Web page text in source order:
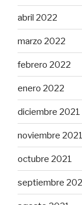
abril 2022
marzo 2022
febrero 2022
enero 2022
diciembre 2021
noviembre 2021
octubre 2021
septiembre